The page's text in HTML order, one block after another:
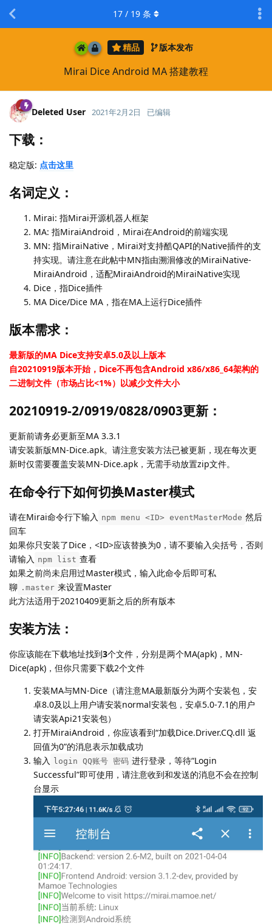
精品 版本发布
Mirai Dice Android MA 搭建教程
17 / 19 条
Deleted User 2021年2月2日 已编辑
下载：
稳定版: 点击这里
名词定义：
Mirai: 指Mirai开源机器人框架
MA: 指MiraiAndroid，Mirai在Android的前端实现
MN: 指MiraiNative，Mirai对支持酷QAPI的Native插件的支
持实现。请注意在此帖中MN指由溯洄修改的MiraiNative-
MiraiAndroid，适配MiraiAndroid的MiraiNative实现
Dice，指Dice插件
MA Dice/Dice MA，指在MA上运行Dice插件
版本需求：
最新版的MA Dice支持安卓5.0及以上版本
自20210919版本开始，Dice不再包含Android x86/x86_64架构的
二进制文件（市场占比<1%）以减少文件大小
20210919-2/0919/0828/0903更新：
更新前请务必更新至MA 3.3.1
请安装新版MN-Dice.apk。请注意安装方法已被更新，现在每次更
新时仅需要覆盖安装MN-Dice.apk，无需手动放置zip文件。
在命令行下如何切换Master模式
请在Mirai命令行下输入 npm menu <ID> eventMasterMode 然后
回车
如果你只安装了Dice，<ID>应该替换为0，请不要输入尖括号，否则
请输入 npm list 查看
如果之前尚未启用过Master模式，输入此命令后即可私
聊 .master 来设置Master
此方法适用于20210409更新之后的所有版本
安装方法：
你应该能在下载地址找到3个文件，分别是两个MA(apk)，MN-
Dice(apk)，但你只需要下载2个文件
安装MA与MN-Dice（请注意MA最新版分为两个安装包，安
卓8.0及以上用户请安装normal安装包，安卓5.0-7.1的用户
请安装Api21安装包）
打开MiraiAndroid，你应该看到“加载Dice.Driver.CQ.dll 返
回值为0”的消息表示加载成功
输入
login QQ账号 密码 进行登录，等待“Login
Successful”即可使用，请注意收到和发送的消息不会在控制
台显示